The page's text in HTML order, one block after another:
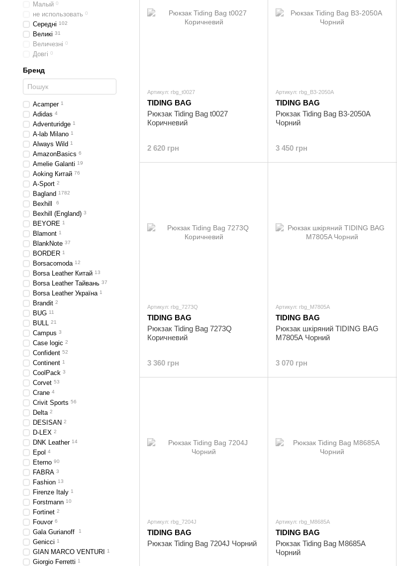
Артикул: rbg_t0027
TIDING BAG
Рюкзак Tiding Bag t0027
Коричневий
2 620 грн
Артикул: rbg_B3-2050A
TIDING BAG
Рюкзак Tiding Bag B3-2050A
Чорний
3 450 грн
Артикул: rbg_7273Q
TIDING BAG
Рюкзак Tiding Bag 7273Q
Коричневий
3 360 грн
Артикул: rbg_M7805A
TIDING BAG
Рюкзак шкіряний TIDING BAG
M7805A Чорний
3 070 грн
Артикул: rbg_7204J
TIDING BAG
Рюкзак Tiding Bag 7204J Чорний
Артикул: rbg_M8685A
TIDING BAG
Рюкзак Tiding Bag M8685A
Чорний
Малый 0
не использовать 0
Середні 102
Великі 31
Величезні 0
Довгі 0
Бренд
Acamper 1
Adidas 4
Adventuridge 1
A-lab Milano 1
Always Wild 1
AmazonBasics 6
Amelie Galanti 19
Aoking Китай 76
A-Sport 2
Bagland 1782
Bexhill 6
Bexhill (England) 3
BEYORE 1
Blamont 1
BlankNote 37
BORDER 1
Borsacomoda 12
Borsa Leather Китай 13
Borsa Leather Тайвань 37
Borsa Leather Україна 1
Brandit 2
BUG 11
BULL 21
Campus 3
Case logic 2
Confident 52
Continent 1
CoolPack 3
Corvet 53
Crane 4
Crivit Sports 56
Delta 2
DESISAN 2
D-LEX 2
DNK Leather 14
Epol 4
Eterno 90
FABRA 3
Fashion 13
Firenze Italy 1
Forstmann 10
Fortinet 2
Fouvor 6
Gala Gurianoff 1
Genicci 1
GIAN MARCO VENTURI 1
Giorgio Ferretti 1